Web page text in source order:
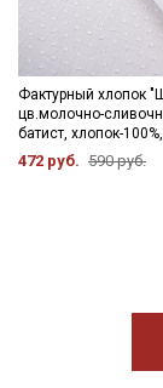
Фактурный хлопок
цв.молочно-
батист, хлопок-
472 руб. 590 руб.